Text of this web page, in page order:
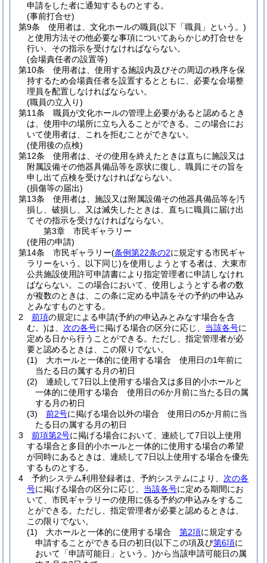
申請をした者に通知するものとする。
(事前打合せ)
第9条
使用者は、文化ホールの職員(以下「職員」という。)
と使用方法その他必要な事項についてあらかじめ打合せを
行い、その指示を受けなければならない。
(会場責任者の設置等)
第10条
使用者は、使用する施設内及びその周辺の秩序を保
持するため会場責任者を設置するとともに、必要な会場整
理員を配置しなければならない。
(職員の立入り)
第11条
職員が文化ホールの管理上必要があると認めるとき
は、使用中の場所に立ち入ることができる。
この場合にお
いて使用者は、これを拒むことができない。
(使用後の点検)
第12条
使用者は、その使用を終えたときは直ちに施設又は
附属設備その他器具備品等を原状に復し、職員にその旨を
申し出て点検を受けなければならない。
(損傷等の届出)
第13条
使用者は、施設又は附属設備その他器具備品等を汚
損し、破損し、又は滅失したときは、直ちに職員に届け出
てその指示を受けなければならない。
第3章
市民ギャラリー
(使用の申請)
第14条
市民ギャラリー(条例第22条の2に規定する市民ギャ
ラリーをいう。以下同じ)を使用しようとする者は、大東市
公共施設使用許可申請書により指定管理者に申請しなけれ
ばならない。
この場合において、使用しようとする者の数
が複数のときは、この条に定める申請をその予約の申込み
とみなすものとする。
2
前項の規定による申請(予約の申込みとみなす場合を含
む。)は、 次の各号に掲げる場合の区分に応じ、 当該各号に
定める日から行うことができる。 ただし、指定管理者が必
要と認めるときは、この限りでない。
(1)
大ホールと一体的に使用する場合 使用日の1年前に
当たる日の属する月の初日
(2)
連続して7日以上使用する場合又は多目的小ホールと
一体的に使用する場合 使用日の6か月前に当たる日の属
する月の初日
(3)
前2号に掲げる場合以外の場合 使用日の5か月前に当
たる日の属する月の初日
3
前項第2号に掲げる場合において、連続して7日以上使用
する場合と多目的小ホールと一体的に使用する場合の希望
が同時にあるときは、連続して7日以上使用する場合を優先
するものとする。
4
予約システム利用登録者は、予約システムにより、 次の各
号に掲げる場合の区分に応じ、 当該各号に定める期間にお
いて、市民ギャラリーの使用に係る予約の申込みをするこ
とができる。 ただし、指定管理者が必要と認めるときは、
この限りでない。
(1)
大ホールと一体的に使用する場合 第2項に規定する
申請することができる日の初日(以下この項及び第6項に
おいて「申請可能日」という。)から当該申請可能日の属